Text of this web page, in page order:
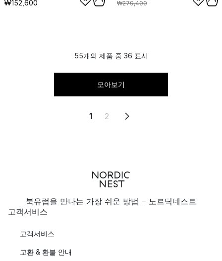
₩152,600 ₩279,400
55개의 제품 중 36 표시
모아보기
1 2
북유럽을 만나는 가장 쉬운 방법 - 노르딕네스트
고객서비스
고객서비스
교환 & 환불 안내